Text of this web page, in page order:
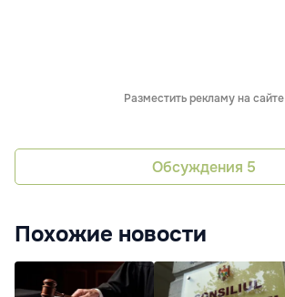
Разместить рекламу на сайте
Обсуждения 5
Похожие новости